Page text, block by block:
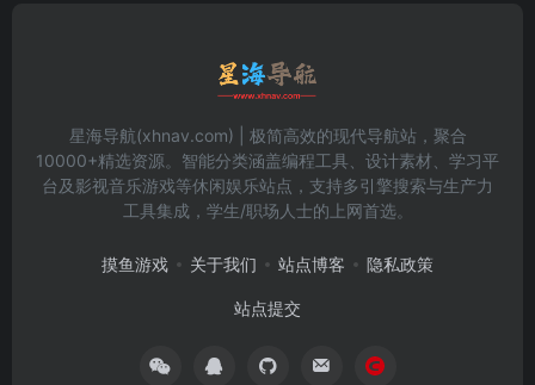
星海导航(xhnav.com) | 极简高效的现代导航站，聚合
10000+精选资源。智能分类涵盖编程工具、设计素材、学习平
台及影视音乐游戏等休闲娱乐站点，支持多引擎搜索与生产力
工具集成，学生/职场人士的上网首选。
摸鱼游戏 关于我们 站点博客 隐私政策
站点提交